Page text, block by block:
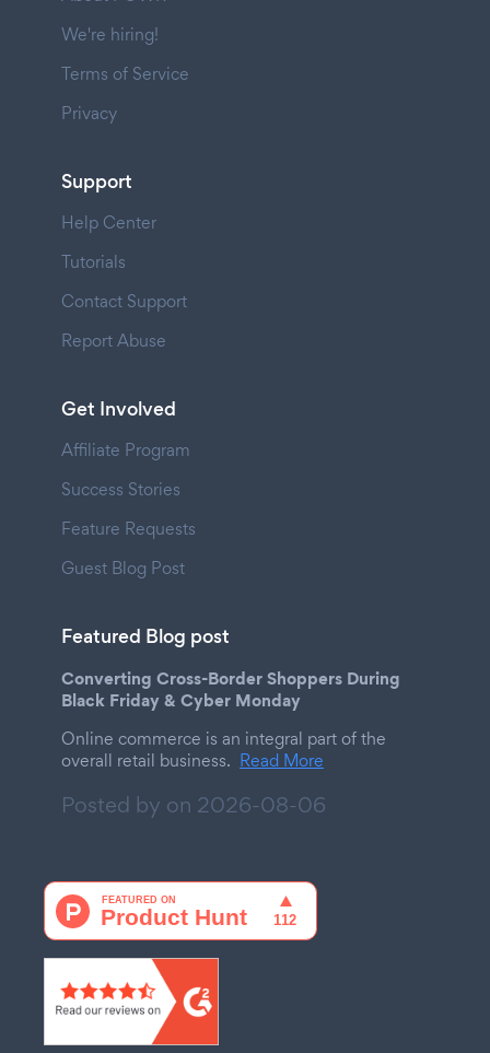
We're hiring!
Terms of Service
Privacy
Support
Help Center
Tutorials
Contact Support
Report Abuse
Get Involved
Affiliate Program
Success Stories
Feature Requests
Guest Blog Post
Featured Blog post
Converting Cross-Border Shoppers During
Black Friday & Cyber Monday
Online commerce is an integral part of the
overall retail business. Read More
Posted by on 2026-08-06